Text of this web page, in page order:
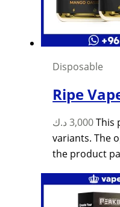
Disposable
Ripe
3,000 د.ك
This
variants. The
the product